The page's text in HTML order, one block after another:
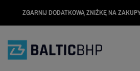
ZGARNIJ DODATKOWĄ ZNIŻKĘ NA